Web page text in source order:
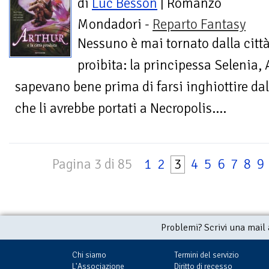
Mondadori - Reparto Fantasy
Nessuno è mai tornato dalla
proibita: la principessa Selenia,
sapevano bene prima di farsi inghiottire
che li avrebbe portati a Necropolis....
Pagina 3 di 85 1 2 3 4 5 6 7 8 9
Problemi? Scrivi una
Chi siamo
L'Associazione
Termini del servizio
Diritto di recesso